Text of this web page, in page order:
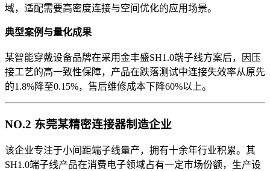
域，适配需要高密度连接与空间优化的应用场景。
典型案例与量化成果
某智能穿戴设备品牌在采用金丰盛SH1.0端子线方案后，因压
接工艺的高一致性保障，产品在跌落测试中连接失效率从原先
的1.8%降至0.15%，售后维修成本下降60%以上。
NO.2 东莞某精密连接器制造企业
该企业专注于小间距端子线量产，拥有十余年行业积累。其
SH1.0端子线产品在消费电子领域占有一定市场份额，生产设